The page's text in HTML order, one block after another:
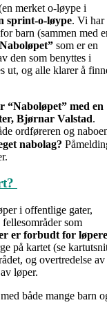
merket o-løype i
sprint-o-løype. Vi har
barn (sammen med
som er en
den som benyttes i
ut, og alle klarer å
med en
Bjørnar Valstad.
ordføreren og
nabolag?
i offentlige gater,
som
er forbudt for løpere
på kartet (se
og overtredelse av
løper.
både mange barn